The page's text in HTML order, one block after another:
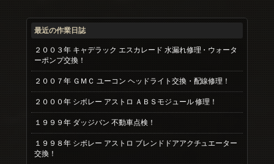
最近の作業日誌
２００３年 キャデラック エスカレード 水漏れ修理・ウォータ
ーポンプ交換！
２００７年 ＧＭＣ ユーコン ヘッドライト交換・配線修理！
２０００年 シボレー アストロ ＡＢＳモジュール 修理！
１９９９年 ダッジバン 不動車点検！
１９９８年 シボレー アストロ ブレンドドアアクチュエーター
交換！